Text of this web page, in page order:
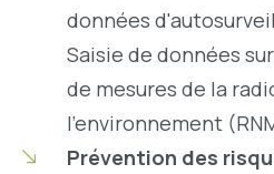
données
Saisie de données
de mesures de la
l’environnement
Prévention des